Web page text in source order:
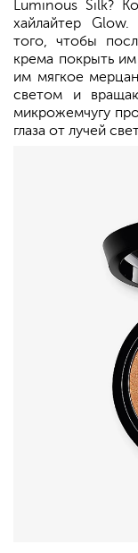
Luminous Silk?
хайлайтер
того, чтобы
крема покрыть
им мягкое
светом и
микрожемчугу
глаза от лучей